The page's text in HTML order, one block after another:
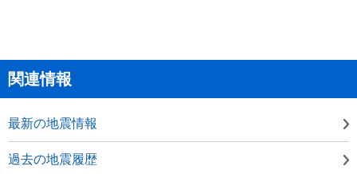
関連情報
最新の地震情報
過去の地震履歴